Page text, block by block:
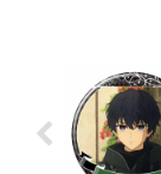
く硬質な肌質...